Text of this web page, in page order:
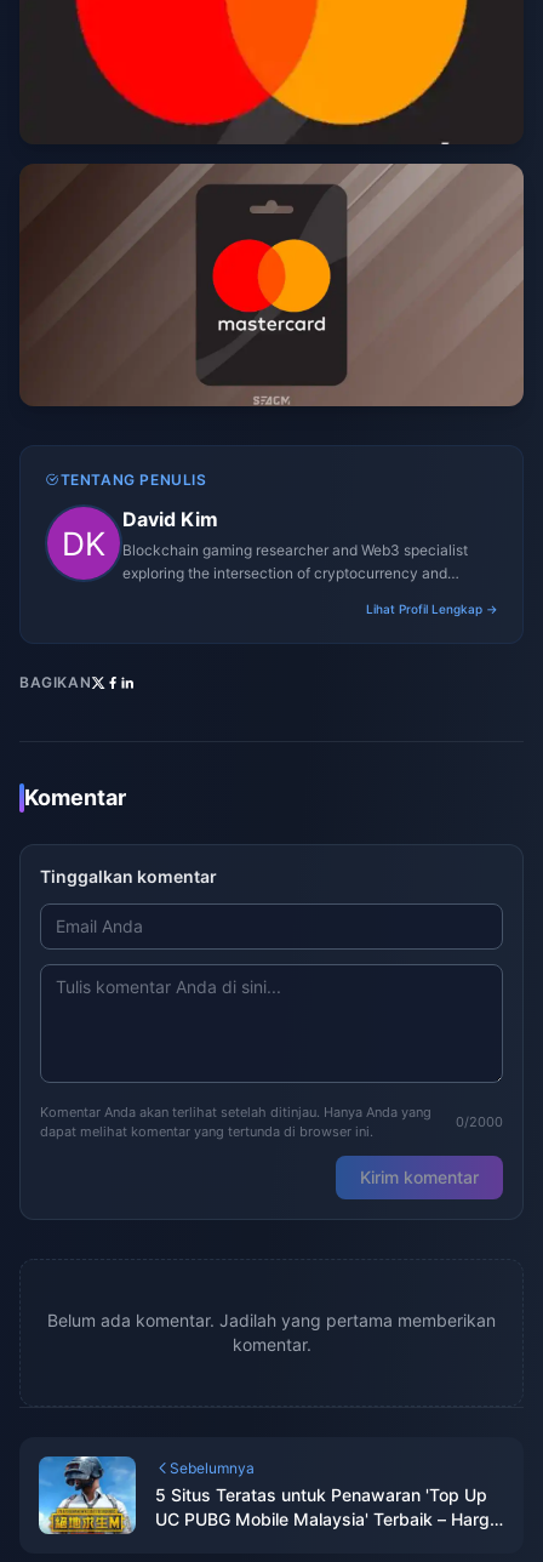
TENTANG PENULIS
David Kim
Blockchain gaming researcher and Web3 specialist
exploring the intersection of cryptocurrency and
Lihat Profil Lengkap →
BAGIKAN
Komentar
Tinggalkan komentar
Komentar Anda akan terlihat setelah ditinjau. Hanya Anda yang
dapat melihat komentar yang tertunda di browser ini.
0/2000
Kirim komentar
Belum ada komentar. Jadilah yang pertama memberikan
komentar.
Sebelumnya
5 Situs Teratas untuk Penawaran 'Top Up
UC PUBG Mobile Malaysia' Terbaik – Harga